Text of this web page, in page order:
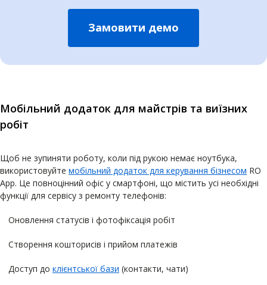
Замовити демо
Мобільний додаток для майстрів та виїзних
робіт
Щоб не зупиняти роботу, коли під рукою немає ноутбука,
використовуйте мобільний додаток для керування бізнесом RO
App. Це повноцінний офіс у смартфоні, що містить усі необхідні
функції для сервісу з ремонту телефонів:
Оновлення статусів і фотофіксація робіт
Створення кошторисів і прийом платежів
Доступ до клієнтської бази (контакти, чати)